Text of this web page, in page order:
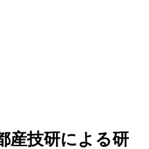
産技研による研